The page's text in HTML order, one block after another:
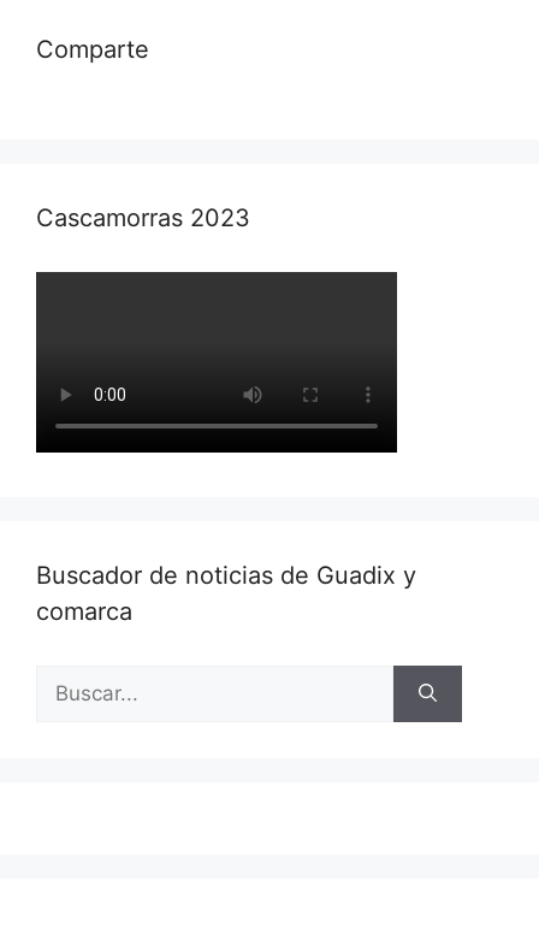
Comparte
Cascamorras 2023
Buscador de noticias de Guadix y
comarca
Buscar: